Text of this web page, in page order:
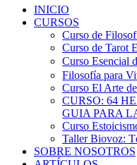
INICIO
CURSOS
Curso de
Curso de Tarot
Curso Esencial
Filosofía para
Curso El Arte
CURSO: 64
GUIA PARA
Curso
Taller Biovoz:
SOBRE NOSOTROS